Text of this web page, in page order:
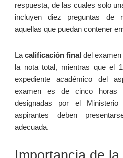
respuesta, de las cuales solo
⁢incluyen diez preguntas de
aquellas que puedan contener
Lacalificación final del
la nota total, ‌mientras que el
expediente académico del
examen es de cinco
designadas por‍ el
aspirantes deben
adecuada.